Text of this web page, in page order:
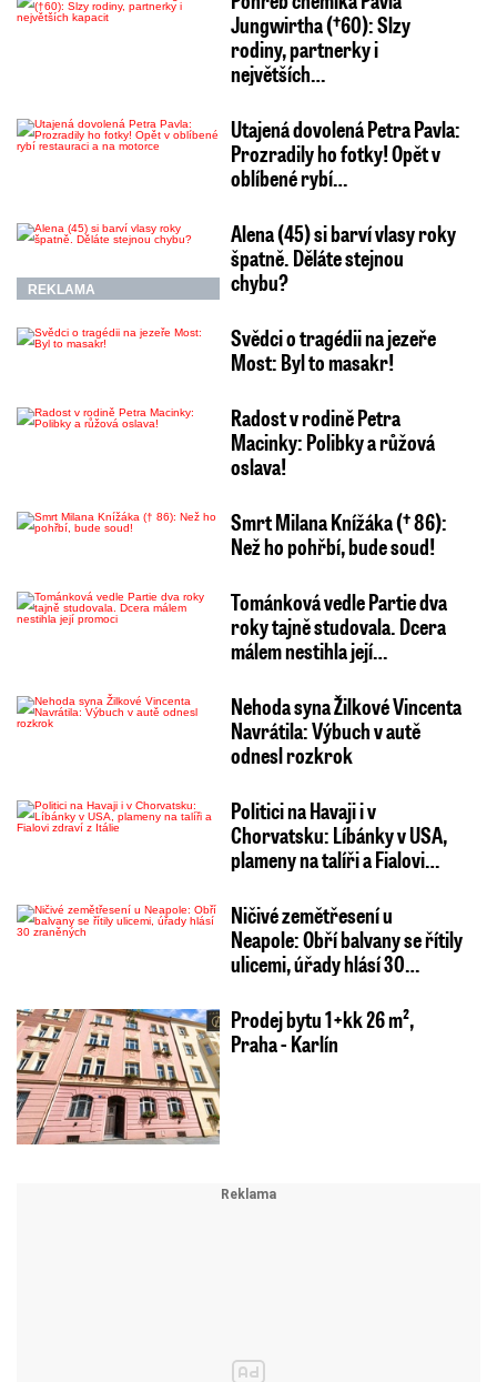
Jungwirtha (†60): Slzy
rodiny, partnerky i
největších…
Utajená dovolená Petra Pavla:
Prozradily ho fotky! Opět v
oblíbené rybí…
REKLAMA
Alena (45) si barví vlasy roky
špatně. Děláte stejnou
chybu?
Svědci o tragédii na jezeře
Most: Byl to masakr!
Radost v rodině Petra
Macinky: Polibky a růžová
oslava!
Smrt Milana Knížáka († 86):
Než ho pohřbí, bude soud!
Tománková vedle Partie dva
roky tajně studovala. Dcera
málem nestihla její…
Nehoda syna Žilkové Vincenta
Navrátila: Výbuch v autě
odnesl rozkrok
Politici na Havaji i v
Chorvatsku: Líbánky v USA,
plameny na talíři a Fialovi…
Ničivé zemětřesení u
Neapole: Obří balvany se řítily
ulicemi, úřady hlásí 30…
Prodej bytu 1+kk 26 m²,
Praha - Karlín